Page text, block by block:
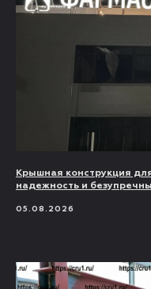
Крышная конструкция
надежность и
05.08.2026